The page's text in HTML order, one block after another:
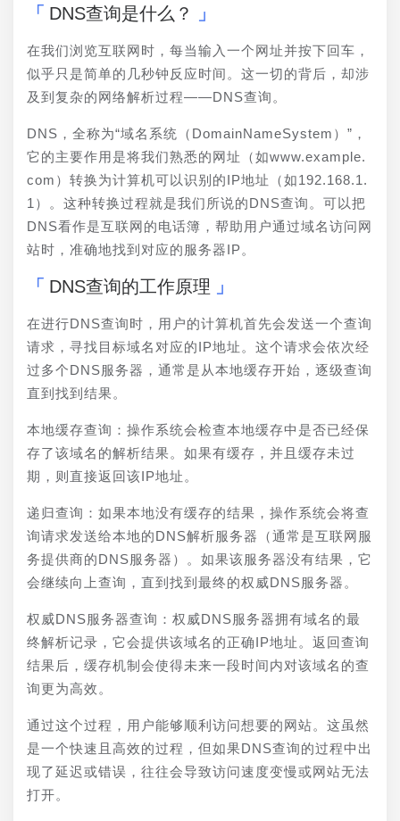
DNS查询是什么？
在我们浏览互联网时，每当输入一个网址并按下回车，
似乎只是简单的几秒钟反应时间。这一切的背后，却涉
及到复杂的网络解析过程——DNS查询。
DNS，全称为“域名系统（DomainNameSystem）”，
它的主要作用是将我们熟悉的网址（如www.example.
com）转换为计算机可以识别的IP地址（如192.168.1.
1）。这种转换过程就是我们所说的DNS查询。可以把
DNS看作是互联网的电话簿，帮助用户通过域名访问网
站时，准确地找到对应的服务器IP。
DNS查询的工作原理
在进行DNS查询时，用户的计算机首先会发送一个查询
请求，寻找目标域名对应的IP地址。这个请求会依次经
过多个DNS服务器，通常是从本地缓存开始，逐级查询
直到找到结果。
本地缓存查询：操作系统会检查本地缓存中是否已经保
存了该域名的解析结果。如果有缓存，并且缓存未过
期，则直接返回该IP地址。
递归查询：如果本地没有缓存的结果，操作系统会将查
询请求发送给本地的DNS解析服务器（通常是互联网服
务提供商的DNS服务器）。如果该服务器没有结果，它
会继续向上查询，直到找到最终的权威DNS服务器。
权威DNS服务器查询：权威DNS服务器拥有域名的最
终解析记录，它会提供该域名的正确IP地址。返回查询
结果后，缓存机制会使得未来一段时间内对该域名的查
询更为高效。
通过这个过程，用户能够顺利访问想要的网站。这虽然
是一个快速且高效的过程，但如果DNS查询的过程中出
现了延迟或错误，往往会导致访问速度变慢或网站无法
打开。